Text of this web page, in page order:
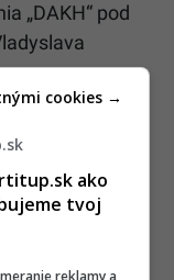
„DAKH“ pod
ako
tvoj
reklamy a
cookies →